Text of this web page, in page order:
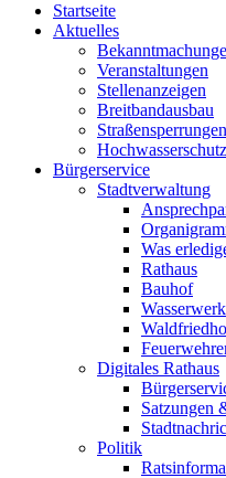
Startseite
Aktuelles
Veranstaltungen
Stellenanzeigen
Breitbandausbau
Straßensperrungen
Hochwasserschutz
Bürgerservice
Stadtverwaltung
Was
Rathaus
Bauhof
Wasserwerk
Digitales Rathaus
Satzungen
Politik